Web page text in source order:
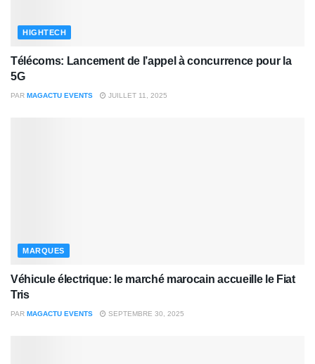
HIGHTECH
Télécoms: Lancement de l’appel à concurrence pour la
5G
PAR MAGACTU EVENTS JUILLET 11, 2025
MARQUES
Véhicule électrique: le marché marocain accueille le Fiat
Tris
PAR MAGACTU EVENTS SEPTEMBRE 30, 2025